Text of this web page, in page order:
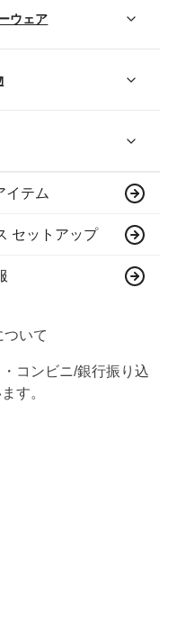
ウェア
イテム
セットアップ
ついて
コンビニ/銀行振り込
す。